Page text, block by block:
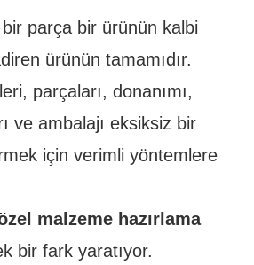
parça bir ürünün kalbi
ürünün tamamıdır.
parçaları, donanımı,
ve ambalajı eksiksiz bir
için verimli yöntemlere
malzeme hazırlama
bir fark yaratıyor.